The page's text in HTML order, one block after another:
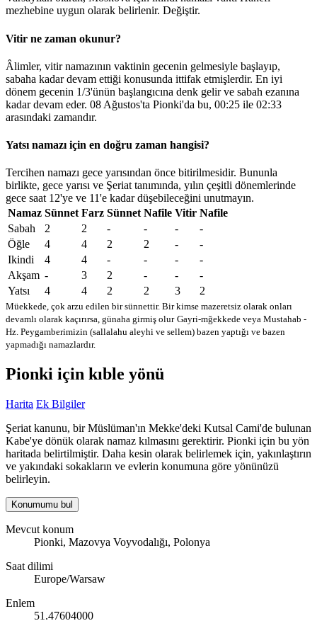
mezhebine uygun olarak belirlenir. Değiştir.
Vitir ne zaman okunur?
Âlimler, vitir namazının vaktinin gecenin gelmesiyle başlayıp,
sabaha kadar devam ettiği konusunda ittifak etmişlerdir. En iyi
dönem gecenin 1/3'ünün başlangıcına denk gelir ve sabah ezanına
kadar devam eder. 08 Ağustos'ta Pionki'da bu, 00:25 ile 02:33
arasındaki zamandır.
Yatsı namazı için en doğru zaman hangisi?
Tercihen namazı gece yarısından önce bitirilmesidir. Bununla
birlikte, gece yarısı ve Şeriat tanımında, yılın çeşitli dönemlerinde
gece saat 12'ye ve 11'e kadar düşebileceğini unutmayın.
Namaz Sünnet Farz Sünnet Nafile Vitir Nafile
Sabah
2 2 - - -
-
Öğle
4 4 2 2 -
-
Ikindi
4 4 - - -
-
Akşam - 3 2 - -
-
Yatsı
4 4 2 2 3 2
Müekkede, çok arzu edilen bir sünnettir. Bir kimse mazeretsiz olarak onları
devamlı olarak kaçırırsa, günaha girmiş olur Gayri-mğekkede veya Mustahab -
Hz. Peygamberimizin (sallalahu aleyhi ve sellem) bazen yaptığı ve bazen
yapmadığı namazlardır.
Pionki için kıble yönü
Harita Ek Bilgiler
Şeriat kanunu, bir Müslüman'ın Mekke'deki Kutsal Cami'de bulunan
Kabe'ye dönük olarak namaz kılmasını gerektirir. Pionki için bu yön
haritada belirtilmiştir. Daha kesin olarak belirlemek için, yakınlaştırın
ve yakındaki sokakların ve evlerin konumuna göre yönünüzü
belirleyin.
Konumumu bul
Mevcut konum
Pionki, Mazovya Voyvodalığı, Polonya
Saat dilimi
Europe/Warsaw
Enlem
51.47604000